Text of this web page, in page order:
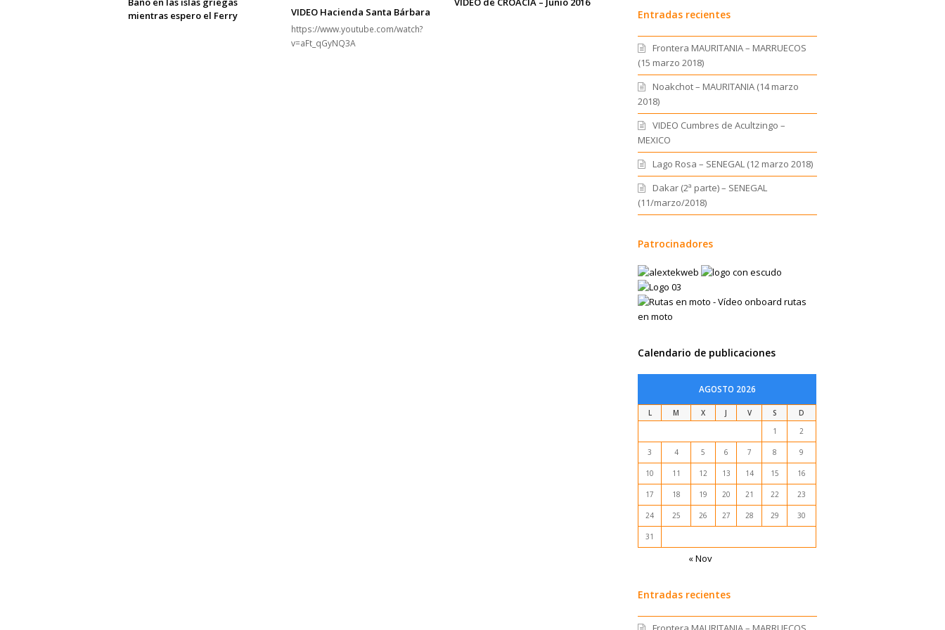
mientras espero el Ferry
VIDEO Hacienda Santa Bárbara
https://www.youtube.com/watch?
v=aFt_qGyNQ3A
Entradas recientes
Frontera MAURITANIA – MARRUECOS
(15 marzo 2018)
Noakchot – MAURITANIA (14 marzo
2018)
VIDEO Cumbres de Acultzingo –
MEXICO
Lago Rosa – SENEGAL (12 marzo 2018)
Dakar (2ª parte) – SENEGAL
(11/marzo/2018)
Patrocinadores
Calendario de publicaciones
AGOSTO 2026
L M X J V S
D
1
2
3 4 5 6 7 8 9
10 11 12 13 14 15 16
17 18 19 20 21 22 23
24 25 26 27 28 29 30
31
« Nov
Entradas recientes